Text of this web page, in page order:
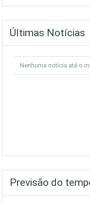
Últimas Notícias
Nenhuma notícia até o
Previsão do